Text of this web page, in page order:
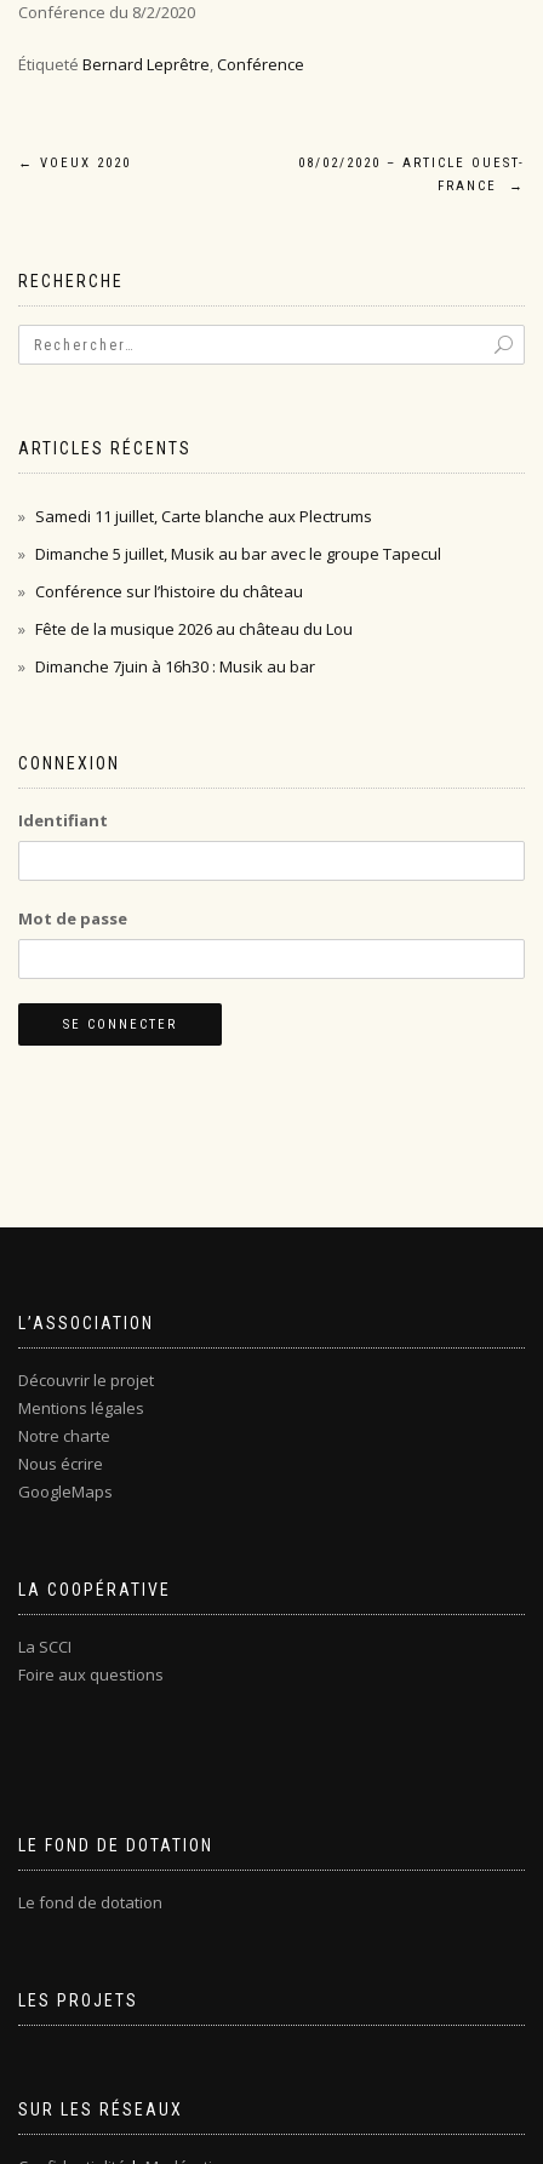
Conférence du 8/2/2020
Étiqueté Bernard Leprêtre,Conférence
Navigation
l’article
← VOEUX 2020
08/02/2020 – ARTICLE OUEST-
FRANCE
→
RECHERCHE
ARTICLES RÉCENTS
Samedi 11 juillet, Carte blanche aux Plectrums
Dimanche 5 juillet, Musik au bar avec le groupe Tapecul
Conférence sur l’histoire du château
Fête de la musique 2026 au château du Lou
Dimanche 7juin à 16h30 : Musik au bar
CONNEXION
Identifiant
Mot de passe
L’ASSOCIATION
Découvrir le projet
Mentions légales
Notre charte
Nous écrire
GoogleMaps
LA COOPÉRATIVE
La SCCI
Foire aux questions
LE FOND DE DOTATION
Le fond de dotation
LES PROJETS
SUR LES RÉSEAUX